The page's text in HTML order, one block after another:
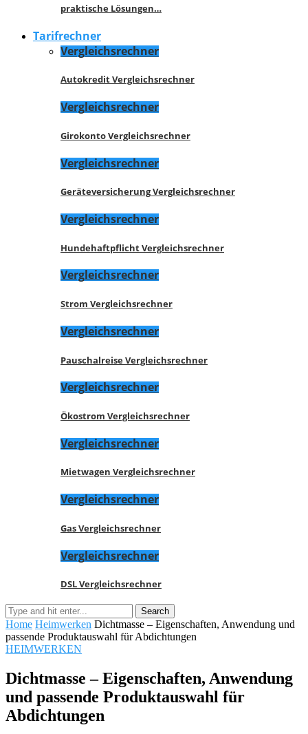
praktische Lösungen…
Tarifrechner
Vergleichsrechner
Autokredit Vergleichsrechner
Vergleichsrechner
Girokonto Vergleichsrechner
Vergleichsrechner
Geräteversicherung Vergleichsrechner
Vergleichsrechner
Hundehaftpflicht Vergleichsrechner
Vergleichsrechner
Strom Vergleichsrechner
Vergleichsrechner
Pauschalreise Vergleichsrechner
Vergleichsrechner
Ökostrom Vergleichsrechner
Vergleichsrechner
Mietwagen Vergleichsrechner
Vergleichsrechner
Gas Vergleichsrechner
Vergleichsrechner
DSL Vergleichsrechner
Home Heimwerken Dichtmasse – Eigenschaften, Anwendung und
passende Produktauswahl für Abdichtungen
HEIMWERKEN
Dichtmasse – Eigenschaften, Anwendung
und passende Produktauswahl für
Abdichtungen